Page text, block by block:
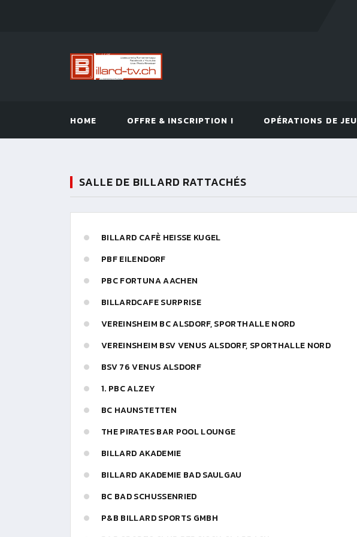
HOME OFFRE & INSCRIPTION ! OPÉRATIONS DE JEU
SALLE DE BILLARD RATTACHÉS
BILLARD CAFÈ HEISSE KUGEL
PBF EILENDORF
PBC FORTUNA AACHEN
BILLARDCAFE SURPRISE
VEREINSHEIM BC ALSDORF, SPORTHALLE NORD
VEREINSHEIM BSV VENUS ALSDORF, SPORTHALLE NORD
BSV 76 VENUS ALSDORF
1. PBC ALZEY
BC HAUNSTETTEN
THE PIRATES BAR POOL LOUNGE
BILLARD AKADEMIE
BILLARD AKADEMIE BAD SAULGAU
BC BAD SCHUSSENRIED
P&B BILLARD SPORTS GMBH